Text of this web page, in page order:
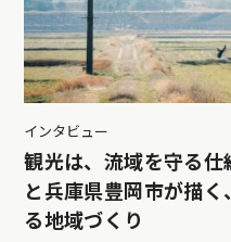
インタビュー
観光は、流域を守る
と兵庫県豊岡市が描
る地域づくり